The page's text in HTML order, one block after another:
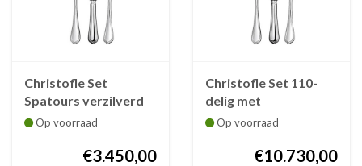
Christofle Set
Spatours verzilverd
met bestekkoffer /
Op voorraad
€3.450,00
Christofle Set 110-
delig met
bestekkoffer
verzilverd
Op voorraad
€10.730,00